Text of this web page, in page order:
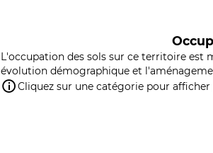
L'occupation des sols sur ce territoire est
évolution démographique et
Cliquez sur une catégorie pour